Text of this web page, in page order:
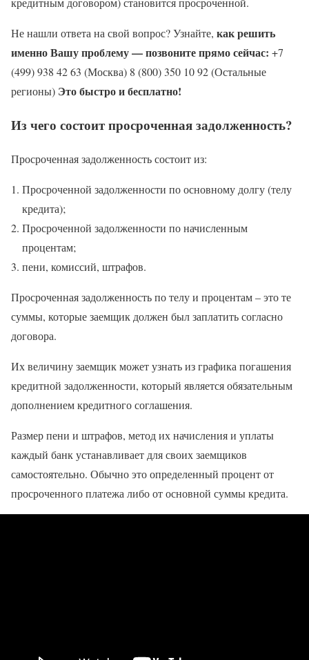
Не нашли ответа на свой вопрос? Узнайте, как решить
именно Вашу проблему — позвоните прямо сейчас: +7
(499) 938 42 63 (Москва) 8 (800) 350 10 92 (Остальные
регионы) Это быстро и бесплатно!
Из чего состоит просроченная задолженность?
Просроченная задолженность состоит из:
Просроченной задолженности по основному долгу (телу
кредита);
Просроченной задолженности по начисленным
процентам;
пени, комиссий, штрафов.
Просроченная задолженность по телу и процентам – это те
суммы, которые заемщик должен был заплатить согласно
договора.
Их величину заемщик может узнать из графика погашения
кредитной задолженности, который является обязательным
дополнением кредитного соглашения.
Размер пени и штрафов, метод их начисления и уплаты
каждый банк устанавливает для своих заемщиков
самостоятельно. Обычно это определенный процент от
просроченного платежа либо от основной суммы кредита.